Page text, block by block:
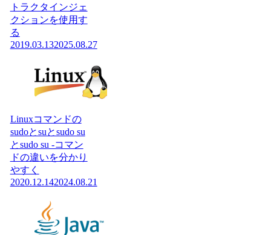
トラクタインジェ
クションを使用す
る
2019.03.132025.08.27
Linuxコマンドの
sudoとsuとsudo su
とsudo su -コマン
ドの違いを分かり
やすく
2020.12.142024.08.21